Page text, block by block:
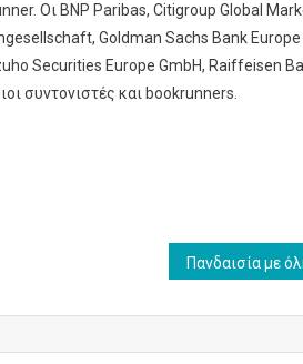
Οι BNP Paribas, Citigroup Global
Goldman Sachs Bank Europe
Securities Europe GmbH, Raiffeisen
συντονιστές και bookrunners.